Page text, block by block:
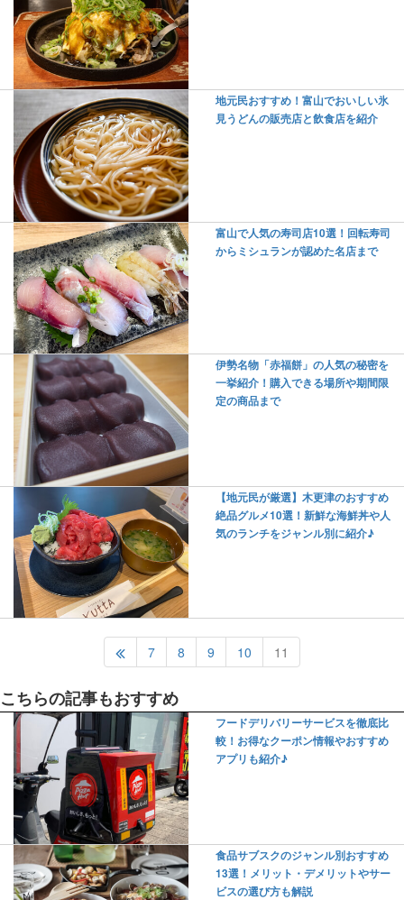
地元民おすすめ！富山でおいしい氷
見うどんの販売店と飲食店を紹介
富山で人気の寿司店10選！回転寿司
からミシュランが認めた名店まで
伊勢名物「赤福餅」の人気の秘密を
一挙紹介！購入できる場所や期間限
定の商品まで
【地元民が厳選】木更津のおすすめ
絶品グルメ10選！新鮮な海鮮丼や人
気のランチをジャンル別に紹介♪
7 8 9 10 11
こちらの記事もおすすめ
フードデリバリーサービスを徹底比
較！お得なクーポン情報やおすすめ
アプリも紹介♪
食品サブスクのジャンル別おすすめ
13選！メリット・デメリットやサー
ビスの選び方も解説